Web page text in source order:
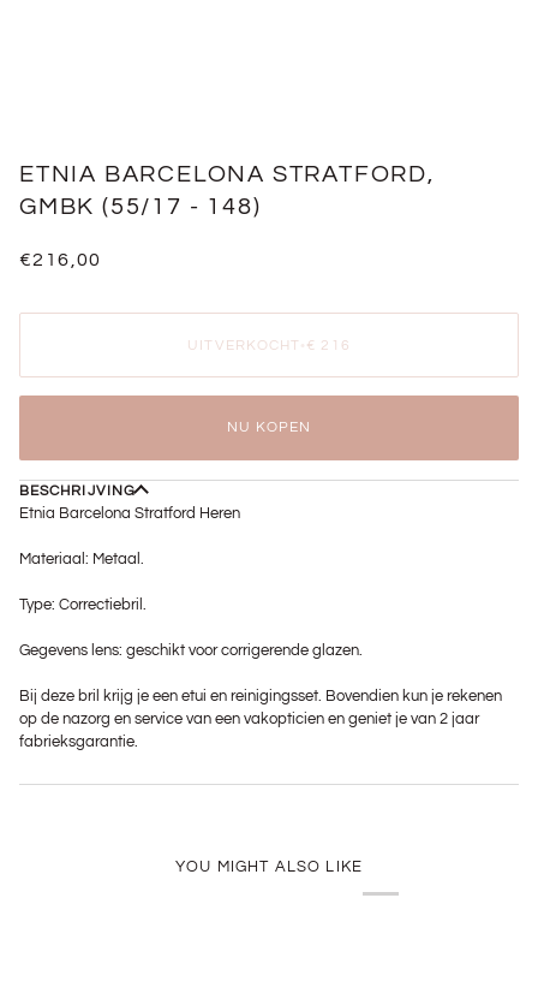
ETNIA BARCELONA STRATFORD,
GMBK (55/17 - 148)
€216,00
UITVERKOCHT € 216
NU KOPEN
BESCHRIJVING
Etnia Barcelona Stratford Heren
Materiaal: Metaal.
Type: Correctiebril.
Gegevens lens: geschikt voor corrigerende glazen.
Bij deze bril krijg je een etui en reinigingsset. Bovendien kun je rekenen
op de nazorg en service van een vakopticien en geniet je van 2 jaar
fabrieksgarantie.
YOU MIGHT ALSO LIKE